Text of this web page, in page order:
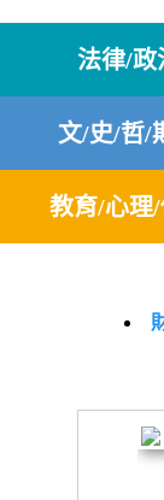
法律/政
文/史/哲/
教育/心理